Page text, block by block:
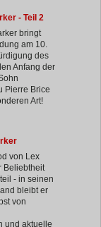
- Teil 2
bringt
am 10.
des
Anfang der
Pierre Brice
Art!
von Lex
Beliebtheit
- in seinen
bleibt er
von
und aktuelle